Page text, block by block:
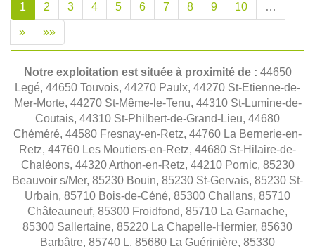
1 2 3 4 5 6 7 8 9 10 …
» »»
Notre exploitation est située à proximité de : 44650
Legé, 44650 Touvois, 44270 Paulx, 44270 St-Etienne-de-
Mer-Morte, 44270 St-Même-le-Tenu, 44310 St-Lumine-de-
Coutais, 44310 St-Philbert-de-Grand-Lieu, 44680
Chéméré, 44580 Fresnay-en-Retz, 44760 La Bernerie-en-
Retz, 44760 Les Moutiers-en-Retz, 44680 St-Hilaire-de-
Chaléons, 44320 Arthon-en-Retz, 44210 Pornic, 85230
Beauvoir s/Mer, 85230 Bouin, 85230 St-Gervais, 85230 St-
Urbain, 85710 Bois-de-Céné, 85300 Challans, 85710
Châteauneuf, 85300 Froidfond, 85710 La Garnache,
85300 Sallertaine, 85220 La Chapelle-Hermier, 85630
Barbâtre, 85740 L, 85680 La Guérinière, 85330